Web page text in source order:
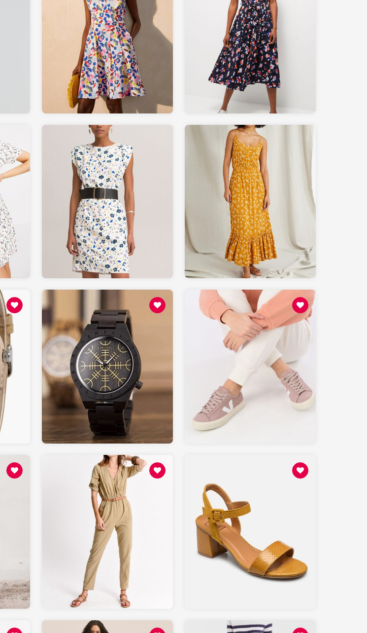
98.00
BODEN.fr
49.90
LAREDOUTE.fr
49.99
LAREDOUTE.fr
99.90
CYRILLUS.com
50.00
AMAZON.fr
SARENZA.com
85.48
MOLLYBRACKEN.fr SARENZA.com